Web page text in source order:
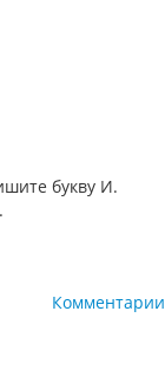
букву И.
Комментарии